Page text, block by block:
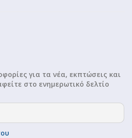
για τα νέα, εκπτώσεις και
στο ενημερωτικό δελτίο